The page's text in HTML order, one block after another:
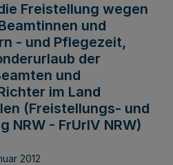
Freistellung wegen
und
- und Pflegezeit,
der
und
im Land
(Freistellungs- und
NRW - FrUrlV NRW)
2012